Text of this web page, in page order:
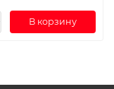
В корзину